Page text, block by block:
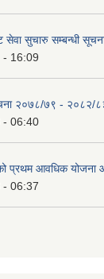
सुचारु सम्बन्धी
- 16:09
२०७८/७९ - २०८२/
- 06:40
प्रथम आवधिक
- 06:37